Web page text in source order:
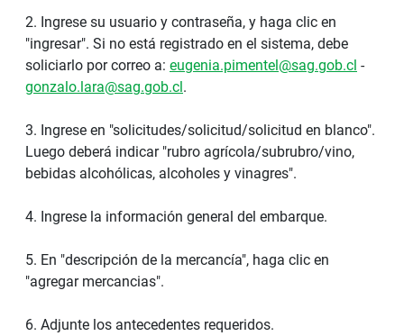
2. Ingrese su usuario y contraseña, y haga clic en
"ingresar". Si no está registrado en el sistema, debe
soliciarlo por correo a: eugenia.pimentel@sag.gob.cl -
gonzalo.lara@sag.gob.cl.
3. Ingrese en "solicitudes/solicitud/solicitud en blanco".
Luego deberá indicar "rubro agrícola/subrubro/vino,
bebidas alcohólicas, alcoholes y vinagres".
4. Ingrese la información general del embarque.
5. En "descripción de la mercancía", haga clic en
"agregar mercancias".
6. Adjunte los antecedentes requeridos.